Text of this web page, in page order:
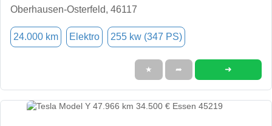
Oberhausen-Osterfeld, 46117
24.000 km Elektro 255 kw (347 PS)
★ ➦ ➜